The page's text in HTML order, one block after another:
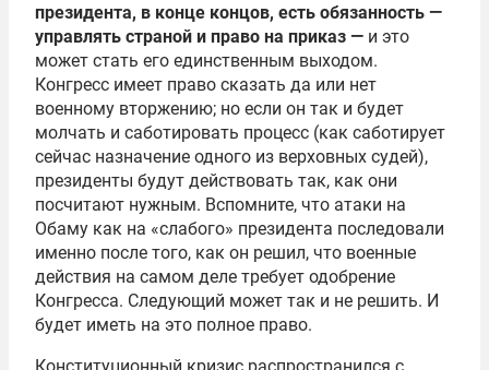
президента, в конце концов, есть обязанность —
управлять страной и право на приказ — и это
может стать его единственным выходом.
Конгресс имеет право сказать да или нет
военному вторжению; но если он так и будет
молчать и саботировать процесс (как саботирует
сейчас назначение одного из верховных судей),
президенты будут действовать так, как они
посчитают нужным. Вспомните, что атаки на
Обаму как на «слабого» президента последовали
именно после того, как он решил, что военные
действия на самом деле требует одобрение
Конгресса. Следующий может так и не решить. И
будет иметь на это полное право.